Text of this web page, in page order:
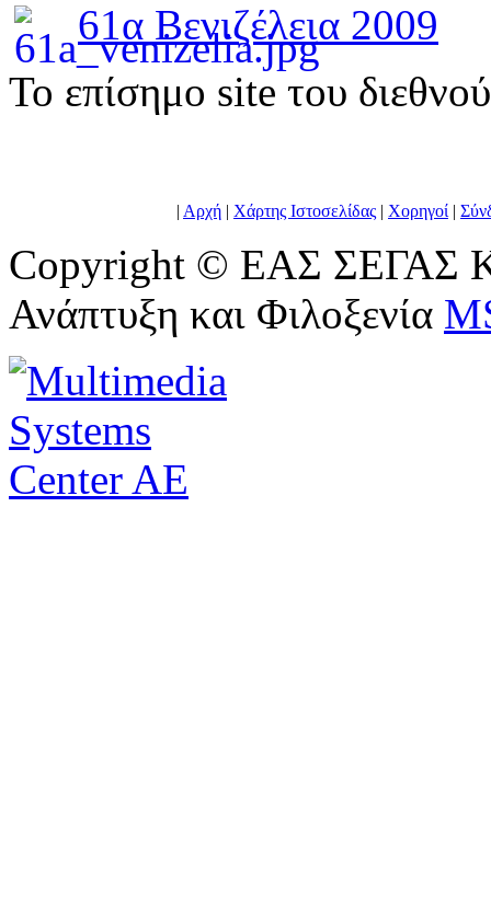
61α Βενιζέλεια 2009
To επίσημο site του
| Αρχή | Χάρτης Ιστοσελίδας | Χορηγοί |
Copyright © ΕΑΣ ΣΕΓΑΣ
Ανάπτυξη και Φιλοξενία